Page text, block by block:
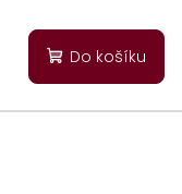
Do košíku